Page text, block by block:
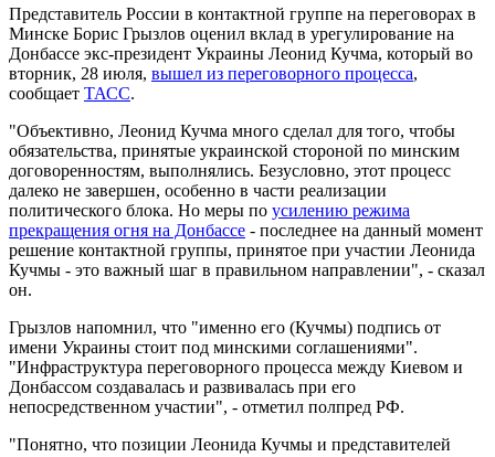
Представитель России в контактной группе на переговорах в
Минске Борис Грызлов оценил вклад в урегулирование на
Донбассе экс-президент Украины Леонид Кучма, который во
вторник, 28 июля, вышел из переговорного процесса,
сообщает ТАСС.
"Объективно, Леонид Кучма много сделал для того, чтобы
обязательства, принятые украинской стороной по минским
договоренностям, выполнялись. Безусловно, этот процесс
далеко не завершен, особенно в части реализации
политического блока. Но меры по усилению режима
прекращения огня на Донбассе - последнее на данный момент
решение контактной группы, принятое при участии Леонида
Кучмы - это важный шаг в правильном направлении", - сказал
он.
Грызлов напомнил, что "именно его (Кучмы) подпись от
имени Украины стоит под минскими соглашениями".
"Инфраструктура переговорного процесса между Киевом и
Донбассом создавалась и развивалась при его
непосредственном участии", - отметил полпред РФ.
"Понятно, что позиции Леонида Кучмы и представителей